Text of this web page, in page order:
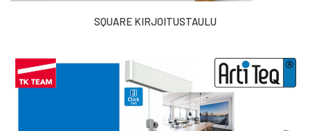
SQUARE KIRJOITUSTAULU